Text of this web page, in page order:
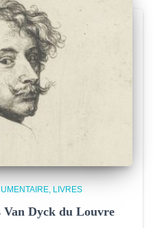
LIVRES
Van Dyck du Louvre